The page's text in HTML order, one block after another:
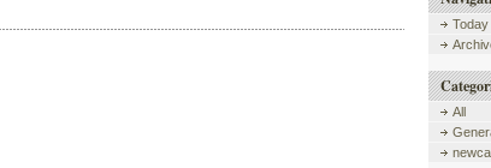
Today
All